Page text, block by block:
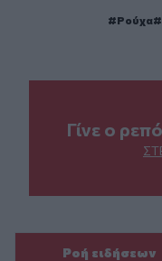
Ρούχα
Γίνε ο
Ροή ειδήσεων